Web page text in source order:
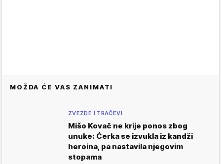
MOŽDA ĆE VAS ZANIMATI
ZVEZDE I TRAČEVI
Mišo Kovač ne krije ponos zbog
unuke: Ćerka se izvukla iz kandži
heroina, pa nastavila njegovim
stopama